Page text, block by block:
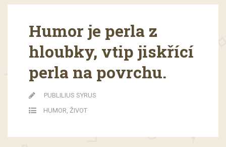
Humor je perla z
hloubky, vtip jiskřící
perla na povrchu.
PUBLILIUS SYRUS
HUMOR, ŽIVOT